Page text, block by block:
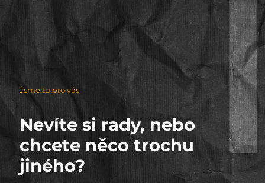
Jsme tu pro vás
Nevíte si rady, nebo
chcete něco trochu
jiného?